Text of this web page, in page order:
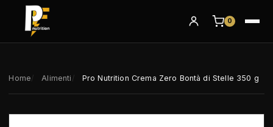
0
Home Alimenti Pro Nutrition Crema Zero Bontà di Stelle 350 g